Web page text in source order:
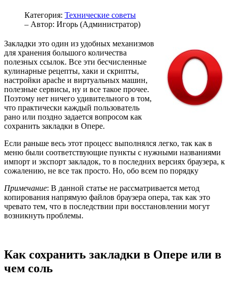
Категория: Технические советы
– Автор: Игорь (Администратор)
Закладки это один из удобных механизмов
для хранения большого количества
полезных ссылок. Все эти бесчисленные
кулинарные рецепты, хаки и скрипты,
настройки apache и виртуальных машин,
полезные сервисы, ну и все такое прочее.
Поэтому нет ничего удивительного в том,
что практически каждый пользователь
рано или поздно задается вопросом как
сохранить закладки в Опере.
Если раньше весь этот процесс выполнялся легко, так как в
меню были соответствующие пункты с нужными названиями
импорт и экспорт закладок, то в последних версиях браузера, к
сожалению, не все так просто. Но, обо всем по порядку
Примечание: В данной статье не рассматривается метод
копирования напрямую файлов браузера опера, так как это
чревато тем, что в последствии при восстановлении могут
возникнуть проблемы.
Как сохранить закладки в Опере или в
чем соль